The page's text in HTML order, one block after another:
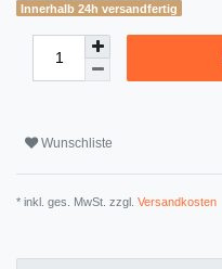
Innerhalb 24h versandfertig
Wunschliste
* inkl. ges. MwSt. zzgl. Versandkosten